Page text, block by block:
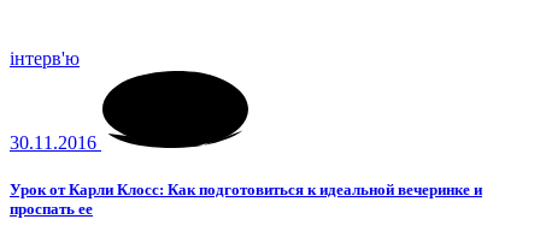
інтерв'ю
30.11.2016
Урок от Карли Клосс: Как подготовиться к идеальной вечеринке и
проспать ее